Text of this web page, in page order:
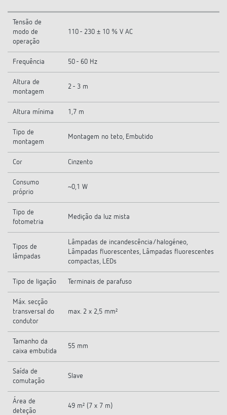
Tensão de
modo de
operação
110 - 230 ± 10 % V AC
Frequência 50 - 60 Hz
Altura de
montagem
2 - 3 m
Altura mínima 1,7 m
Tipo de
montagem
Montagem no teto, Embutido
Cor Cinzento
Consumo
próprio
~0,1 W
Tipo de
fotometria
Medição da luz mista
Tipos de
lâmpadas
Lâmpadas de incandescência/halogéneo,
Lâmpadas fluorescentes, Lâmpadas fluorescentes
compactas, LEDs
Tipo de ligação Terminais de parafuso
Máx. secção
transversal do
condutor
max. 2 x 2,5 mm²
Tamanho da
caixa embutida
55 mm
Saída de
comutação
Slave
Área de
deteção
49 m² (7 x 7 m)